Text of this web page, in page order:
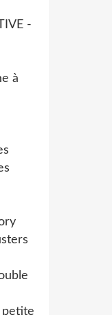
-
à
petite